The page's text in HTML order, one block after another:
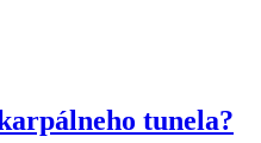
tunela?